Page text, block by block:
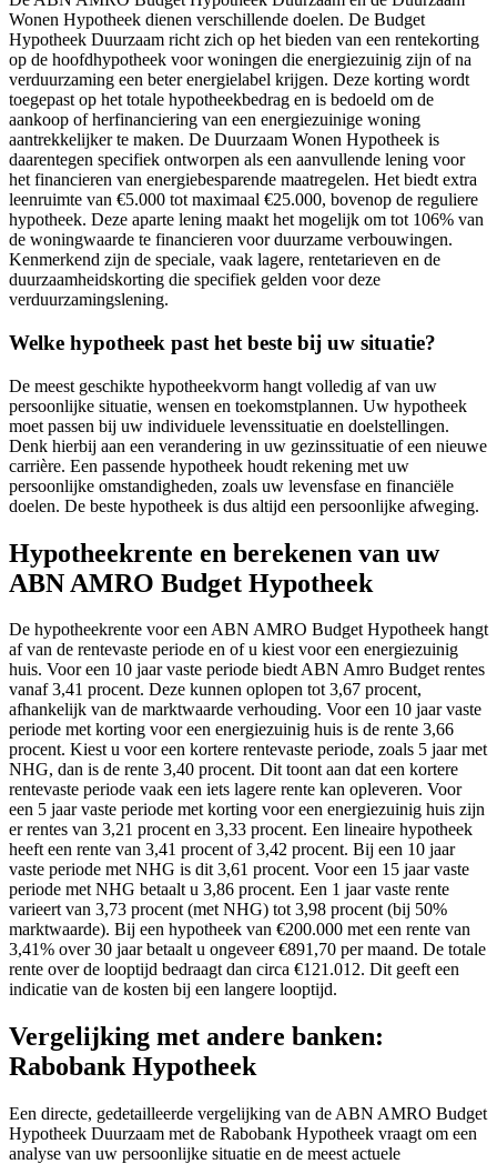
Wonen Hypotheek dienen verschillende doelen. De Budget
Hypotheek Duurzaam richt zich op het bieden van een rentekorting
op de hoofdhypotheek voor woningen die energiezuinig zijn of na
verduurzaming een beter energielabel krijgen. Deze korting wordt
toegepast op het totale hypotheekbedrag en is bedoeld om de
aankoop of herfinanciering van een energiezuinige woning
aantrekkelijker te maken. De Duurzaam Wonen Hypotheek is
daarentegen specifiek ontworpen als een aanvullende lening voor
het financieren van energiebesparende maatregelen. Het biedt extra
leenruimte van €5.000 tot maximaal €25.000, bovenop de reguliere
hypotheek. Deze aparte lening maakt het mogelijk om tot 106% van
de woningwaarde te financieren voor duurzame verbouwingen.
Kenmerkend zijn de speciale, vaak lagere, rentetarieven en de
duurzaamheidskorting die specifiek gelden voor deze
verduurzamingslening.
Welke hypotheek past het beste bij uw situatie?
De meest geschikte hypotheekvorm hangt volledig af van uw
persoonlijke situatie, wensen en toekomstplannen. Uw hypotheek
moet passen bij uw individuele levenssituatie en doelstellingen.
Denk hierbij aan een verandering in uw gezinssituatie of een nieuwe
carrière. Een passende hypotheek houdt rekening met uw
persoonlijke omstandigheden, zoals uw levensfase en financiële
doelen. De beste hypotheek is dus altijd een persoonlijke afweging.
Hypotheekrente en berekenen van uw
ABN AMRO Budget Hypotheek
De hypotheekrente voor een ABN AMRO Budget Hypotheek hangt
af van de rentevaste periode en of u kiest voor een energiezuinig
huis. Voor een 10 jaar vaste periode biedt ABN Amro Budget rentes
vanaf 3,41 procent. Deze kunnen oplopen tot 3,67 procent,
afhankelijk van de marktwaarde verhouding. Voor een 10 jaar vaste
periode met korting voor een energiezuinig huis is de rente 3,66
procent. Kiest u voor een kortere rentevaste periode, zoals 5 jaar met
NHG, dan is de rente 3,40 procent. Dit toont aan dat een kortere
rentevaste periode vaak een iets lagere rente kan opleveren. Voor
een 5 jaar vaste periode met korting voor een energiezuinig huis zijn
er rentes van 3,21 procent en 3,33 procent. Een lineaire hypotheek
heeft een rente van 3,41 procent of 3,42 procent. Bij een 10 jaar
vaste periode met NHG is dit 3,61 procent. Voor een 15 jaar vaste
periode met NHG betaalt u 3,86 procent. Een 1 jaar vaste rente
varieert van 3,73 procent (met NHG) tot 3,98 procent (bij 50%
marktwaarde). Bij een hypotheek van €200.000 met een rente van
3,41% over 30 jaar betaalt u ongeveer €891,70 per maand. De totale
rente over de looptijd bedraagt dan circa €121.012. Dit geeft een
indicatie van de kosten bij een langere looptijd.
Vergelijking met andere banken:
Rabobank Hypotheek
Een directe, gedetailleerde vergelijking van de ABN AMRO Budget
Hypotheek Duurzaam met de Rabobank Hypotheek vraagt om een
analyse van uw persoonlijke situatie en de meest actuele